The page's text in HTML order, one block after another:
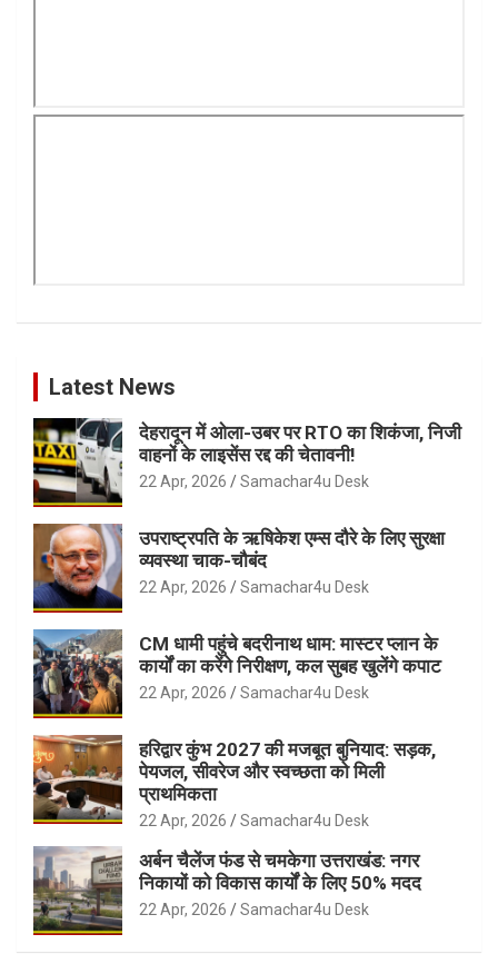
Latest News
देहरादून में ओला-उबर पर RTO का शिकंजा, निजी
वाहनों के लाइसेंस रद्द की चेतावनी!
22 Apr, 2026 Samachar4u Desk
उपराष्ट्रपति के ऋषिकेश एम्स दौरे के लिए सुरक्षा
व्यवस्था चाक-चौबंद
22 Apr, 2026 Samachar4u Desk
CM धामी पहुंचे बदरीनाथ धाम: मास्टर प्लान के
कार्यों का करेंगे निरीक्षण, कल सुबह खुलेंगे कपाट
22 Apr, 2026 Samachar4u Desk
हरिद्वार कुंभ 2027 की मजबूत बुनियाद: सड़क,
पेयजल, सीवरेज और स्वच्छता को मिली
प्राथमिकता
22 Apr, 2026 Samachar4u Desk
अर्बन चैलेंज फंड से चमकेगा उत्तराखंड: नगर
निकायों को विकास कार्यों के लिए 50% मदद
22 Apr, 2026 Samachar4u Desk